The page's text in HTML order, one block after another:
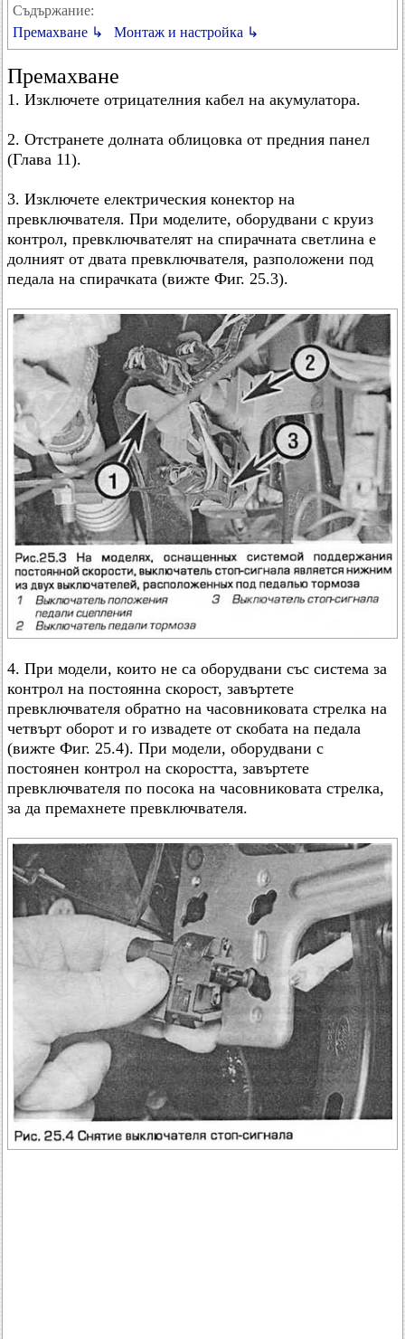
Съдържание:
Премахване ↳
Монтаж и настройка ↳
Премахване
1. Изключете отрицателния кабел на акумулатора.
2. Отстранете долната облицовка от предния панел
(Глава 11).
3. Изключете електрическия конектор на
превключвателя. При моделите, оборудвани с круиз
контрол, превключвателят на спирачната светлина е
долният от двата превключвателя, разположени под
педала на спирачката (вижте Фиг. 25.3).
4. При модели, които не са оборудвани със система за
контрол на постоянна скорост, завъртете
превключвателя обратно на часовниковата стрелка на
четвърт оборот и го извадете от скобата на педала
(вижте Фиг. 25.4). При модели, оборудвани с
постоянен контрол на скоростта, завъртете
превключвателя по посока на часовниковата стрелка,
за да премахнете превключвателя.